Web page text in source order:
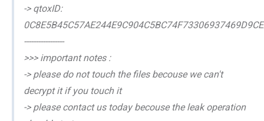
-> qtoxID:
-----------------
>>> important notes :
-> please do not touch the files becouse we can't
decrypt it if you touch it
-> please contact us today becouse the leak operation